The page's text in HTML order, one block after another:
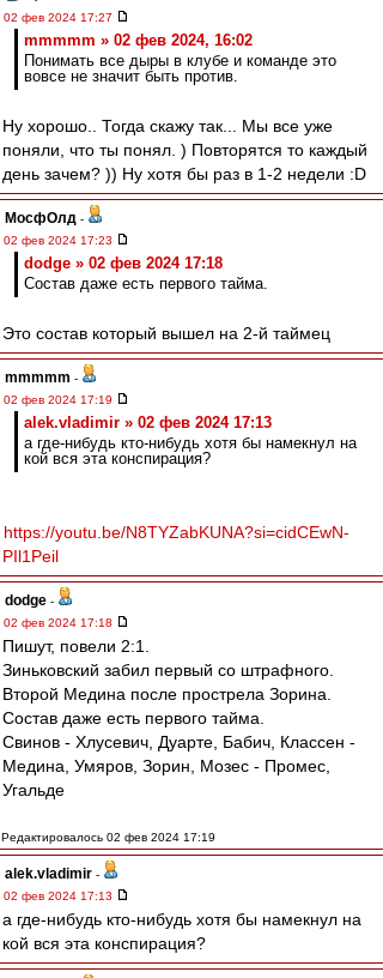
02 фев 2024 17:27
mmmmm » 02 фев 2024, 16:02
Понимать все дыры в клубе и команде это
вовсе не значит быть против.
Ну хорошо.. Тогда скажу так... Мы все уже
поняли, что ты понял. ) Повторятся то каждый
день зачем? )) Ну хотя бы раз в 1-2 недели :D
МосфОлд -
02 фев 2024 17:23
dodge » 02 фев 2024 17:18
Состав даже есть первого тайма.
Это состав который вышел на 2-й таймец
mmmmm -
02 фев 2024 17:19
alek.vladimir » 02 фев 2024 17:13
а где-нибудь кто-нибудь хотя бы намекнул на
кой вся эта конспирация?
https://youtu.be/N8TYZabKUNA?si=cidCEwN-
PIl1Peil
dodge -
02 фев 2024 17:18
Пишут, повели 2:1.
Зиньковский забил первый со штрафного.
Второй Медина после прострела Зорина.
Состав даже есть первого тайма.
Свинов - Хлусевич, Дуарте, Бабич, Классен -
Медина, Умяров, Зорин, Мозес - Промес,
Угальде
Редактировалось 02 фев 2024 17:19
alek.vladimir -
02 фев 2024 17:13
а где-нибудь кто-нибудь хотя бы намекнул на
кой вся эта конспирация?